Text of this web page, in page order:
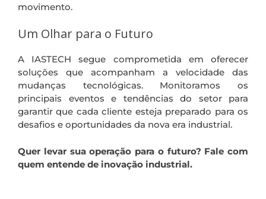
movimento.
Um Olhar para o Futuro
A IASTECH segue comprometida em oferecer
soluções que acompanham a velocidade das
mudanças tecnológicas. Monitoramos os
principais eventos e tendências do setor para
garantir que cada cliente esteja preparado para os
desafios e oportunidades da nova era industrial.
Quer levar sua operação para o futuro? Fale com
quem entende de inovação industrial.